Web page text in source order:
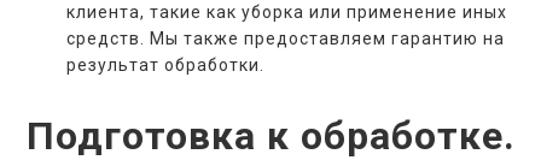
клиента, такие как уборка или применение иных
средств. Мы также предоставляем гарантию на
результат обработки.
Подготовка к обработке.